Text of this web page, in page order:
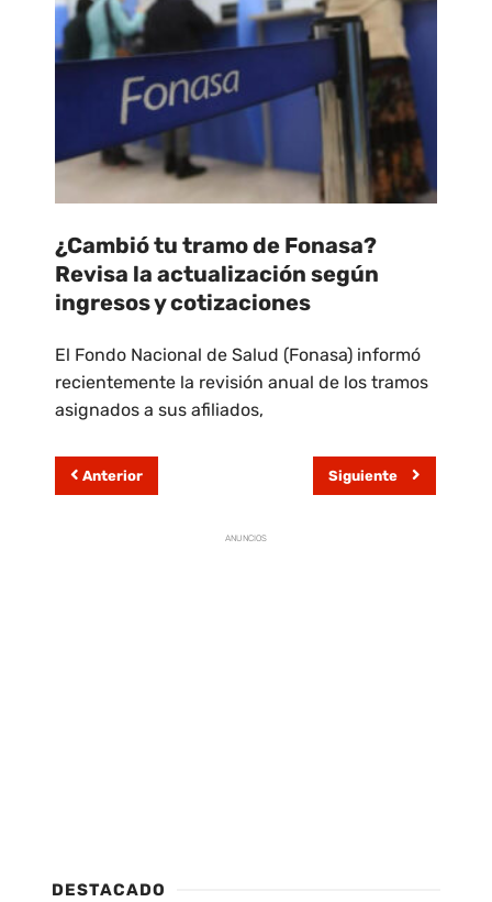
¿Cambió tu tramo de Fonasa?
Revisa la actualización según
ingresos y cotizaciones
El Fondo Nacional de Salud (Fonasa) informó
recientemente la revisión anual de los tramos
asignados a sus afiliados,
Anterior Siguiente
ANUNCIOS
DESTACADO